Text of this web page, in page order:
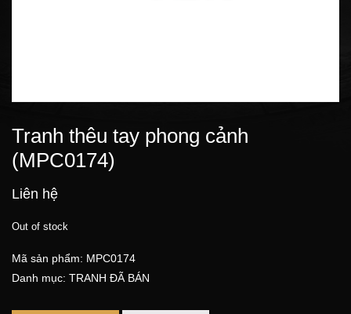
Tranh thêu tay phong cảnh
(MPC0174)
Liên hệ
Out of stock
Mã sản phẩm: MPC0174
Danh mục: TRANH ĐÃ BÁN